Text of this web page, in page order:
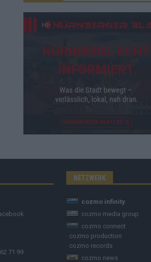
71 99
NETZWERK
cozmo infinity
cozmo media group
cozmo connect
cozmo production
cozmo records
cozmo news